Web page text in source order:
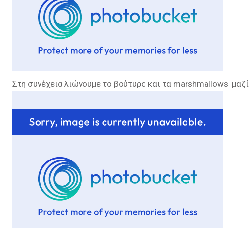
Στη συνέχεια λιώνουμε το βούτυρο και τα marshmallows μαζί